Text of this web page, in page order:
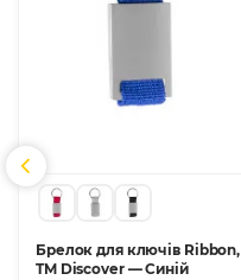
Брелок для ключів Ribbon,
TM Discover — Синій